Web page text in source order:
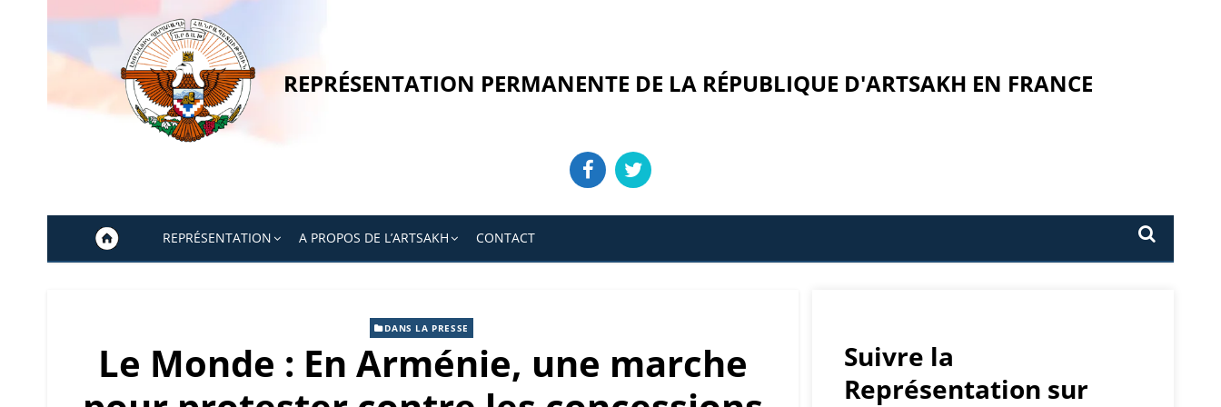
content
REPRÉSENTATION PERMANENTE DE LA RÉPUBLIQUE D'ARTSAKH EN FRANCE
REPRÉSENTATION A PROPOS DE L’ARTSAKH CONTACT
DANS LA PRESSE
Le Monde : En Arménie, une marche
Suivre la
Représentation sur